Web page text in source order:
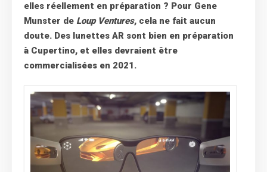
elles réellement en préparation ? Pour Gene
Munster de Loup Ventures, cela ne fait aucun
doute. Des lunettes AR sont bien en préparation
à Cupertino, et elles devraient être
commercialisées en 2021.